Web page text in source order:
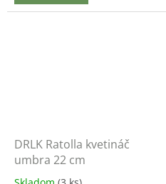
DRLK Ratolla kvetináč
umbra 22 cm